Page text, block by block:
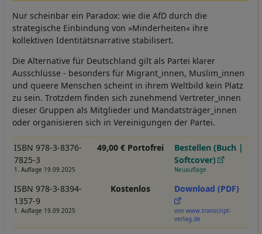
Nur scheinbar ein Paradox: wie die AfD durch die
strategische Einbindung von »Minderheiten« ihre
kollektiven Identitätsnarrative stabilisert.
Die Alternative für Deutschland gilt als Partei klarer
Ausschlüsse - besonders für Migrant_innen, Muslim_innen
und queere Menschen scheint in ihrem Weltbild kein Platz
zu sein. Trotzdem finden sich zunehmend Vertreter_innen
dieser Gruppen als Mitglieder und Mandatsträger_innen
oder organisieren sich in Vereinigungen der Partei.
ISBN 978-3-8376-
7825-3
1. Auflage 19.09.2025
49,00 € Portofrei
Bestellen (Buch |
Softcover)
Neuauflage
ISBN 978-3-8394-
1357-9
1. Auflage 19.09.2025
Kostenlos Download (PDF)
von www.transcript-
verlag.de